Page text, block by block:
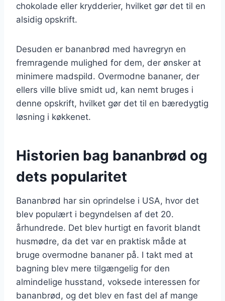
chokolade eller krydderier, hvilket gør det til en
alsidig opskrift.
Desuden er bananbrød med havregryn en
fremragende mulighed for dem, der ønsker at
minimere madspild. Overmodne bananer, der
ellers ville blive smidt ud, kan nemt bruges i
denne opskrift, hvilket gør det til en bæredygtig
løsning i køkkenet.
Historien bag bananbrød og
dets popularitet
Bananbrød har sin oprindelse i USA, hvor det
blev populært i begyndelsen af det 20.
århundrede. Det blev hurtigt en favorit blandt
husmødre, da det var en praktisk måde at
bruge overmodne bananer på. I takt med at
bagning blev mere tilgængelig for den
almindelige husstand, voksede interessen for
bananbrød, og det blev en fast del af mange